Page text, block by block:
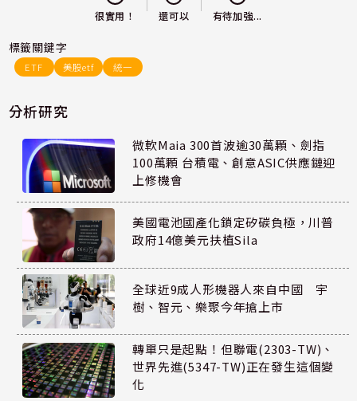
很實用！ 還可以 有待加強...
標籤關鍵字
ETF 美股etf 統一
分析研究
微軟Maia 300首波逾30萬顆、劍指
100萬顆 台積電、創意ASIC供應鏈迎
上修機會
美國電池國產化鎖定矽碳負極，川普
政府14億美元扶植Sila
全球近9成人形機器人來自中國 宇
樹、智元、樂聚今年搶上市
轉單只是起點！但聯電(2303-TW)、
世界先進(5347-TW)正在發生這個變
化